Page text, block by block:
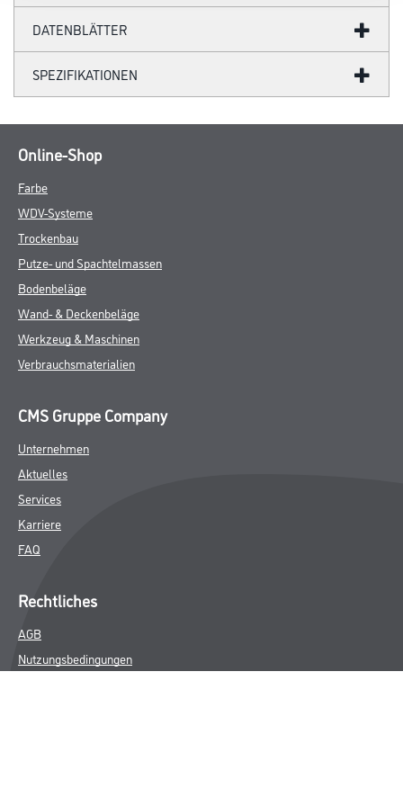
DATENBLÄTTER
SPEZIFIKATIONEN
Online-Shop
Farbe
WDV-Systeme
Trockenbau
Putze- und Spachtelmassen
Bodenbeläge
Wand- & Deckenbeläge
Werkzeug & Maschinen
Verbrauchsmaterialien
CMS Gruppe Company
Unternehmen
Aktuelles
Services
Karriere
FAQ
Rechtliches
AGB
Nutzungsbedingungen